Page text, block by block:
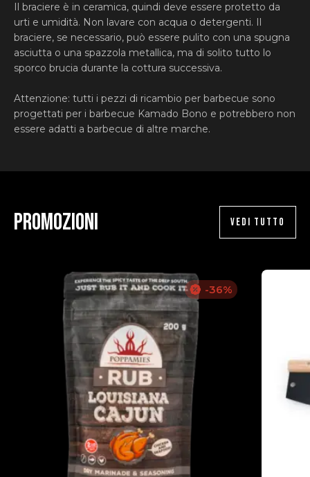
Il braciere è in ceramica, quindi deve essere protetto da
urti e umidità. Non lavare con acqua o detergenti. Il
braciere, se necessario, può essere pulito con una spugna
asciutta o una spazzola metallica, ma di solito tutto lo
sporco brucia durante la cottura successiva.
Attenzione: tutti i pezzi di ricambio per barbecue sono
progettati per i barbecue Kamado Bono e potrebbero non
essere adatti a barbecue di altre marche.
Promozioni VEDI TUTTO
-36%